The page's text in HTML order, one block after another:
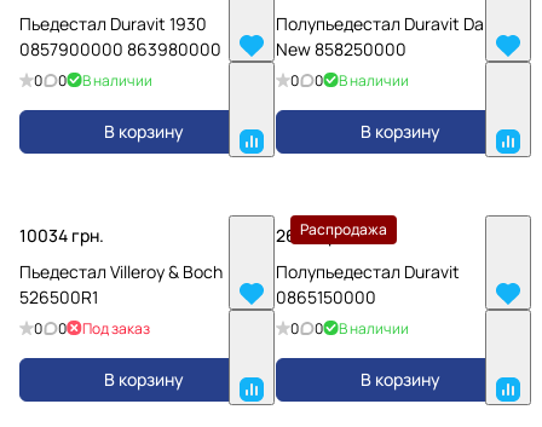
Пьедестал Duravit 1930
0857900000 863980000
0 0 В наличии
В корзину
Полупьедестал Duravit Darling
New 858250000
0 0 В наличии
В корзину
10034 грн.
Пьедестал Villeroy & Boch
526500R1
0 0 Под заказ
В корзину
Распродажа
2688 грн.
Полупьедестал Duravit
0865150000
0 0 В наличии
В корзину